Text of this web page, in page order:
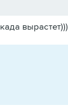
вырастет)))